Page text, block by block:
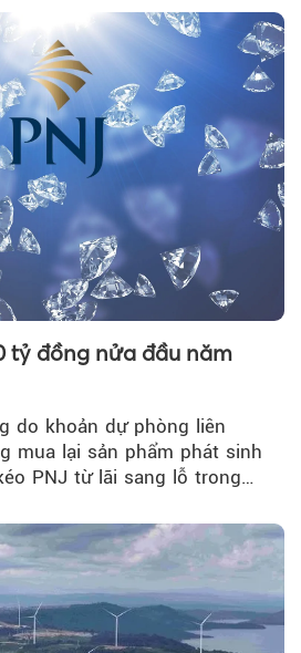
tỷ đồng nửa đầu năm
do khoản dự phòng liên
mua lại sản phẩm phát sinh
PNJ từ lãi sang lỗ trong